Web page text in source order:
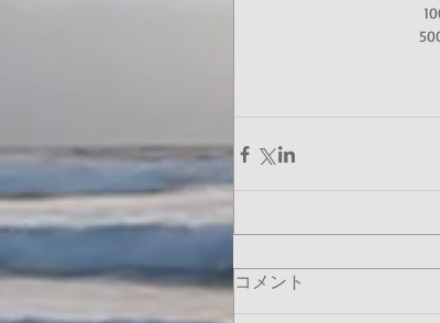
1000円　いす
500円　勝浦市
コメント